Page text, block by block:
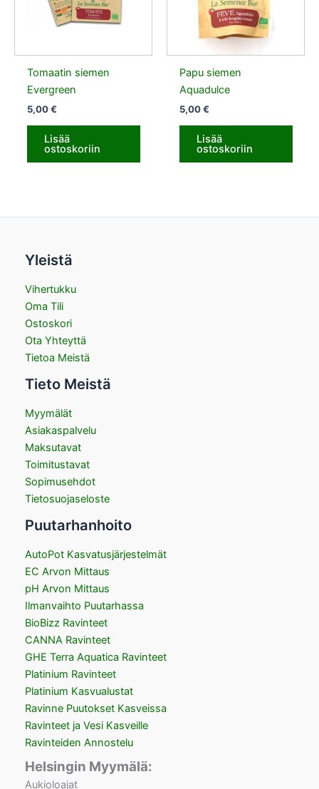
Tomaatin siemen
Evergreen
5,00€
Lisää
ostoskoriin
Papu siemen
Aquadulce
5,00€
Lisää
ostoskoriin
Yleistä
Vihertukku
Oma Tili
Ostoskori
Ota Yhteyttä
Tietoa Meistä
Tieto Meistä
Myymälät
Asiakaspalvelu
Maksutavat
Toimitustavat
Sopimusehdot
Tietosuojaseloste
Puutarhanhoito
AutoPot Kasvatusjärjestelmät
EC Arvon Mittaus
pH Arvon Mittaus
Ilmanvaihto Puutarhassa
BioBizz Ravinteet
CANNA Ravinteet
GHE Terra Aquatica Ravinteet
Platinium Ravinteet
Platinium Kasvualustat
Ravinne Puutokset Kasveissa
Ravinteet ja Vesi Kasveille
Ravinteiden Annostelu
Helsingin Myymälä:
Aukioloajat